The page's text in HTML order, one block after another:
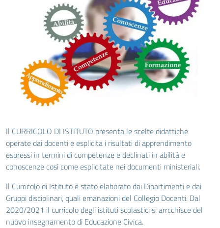
Il CURRICOLO DI ISTITUTO presenta le scelte didattiche
operate dai docenti e esplicita i risultati di apprendimento
espressi in termini di competenze e declinati in abilità e
conoscenze così come esplicitate nei documenti ministeriali.
Il Curricolo di Istituto è stato elaborato dai Dipartimenti e dai
Gruppi disciplinari, quali emanazioni del Collegio Docenti. Dal
2020/2021 il curricolo degli istituti scolastici si arrcchisce del
nuovo insegnamento di Educazione Civica.